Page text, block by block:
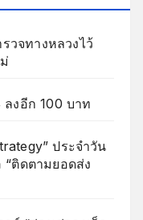
วจทางหลวงไว้
งอีก 100 บาท
ประจำวัน
ติดตามยอดส่ง